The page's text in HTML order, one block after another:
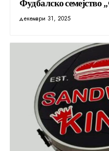
Фудбалско
декември 31, 2025